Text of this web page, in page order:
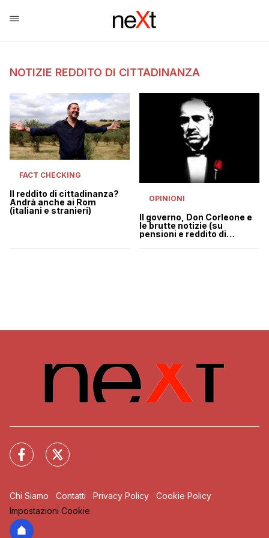
NOTIZIE REDDITO DI CITTADINANZA
FACT CHECKING
Il reddito di cittadinanza?
Andrà anche ai Rom
(italiani e stranieri)
OPINIONI
Il governo, Don Corleone e
le brutte notizie (su
pensioni e reddito di
Chi Siamo Contatti Privacy Policy
Cookie Policy
Impostazioni Cookie